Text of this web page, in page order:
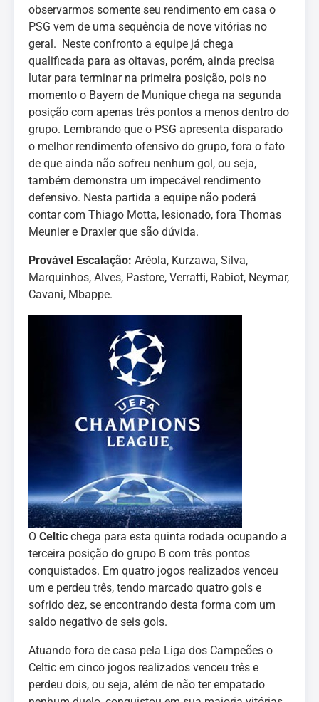
observarmos somente seu rendimento em casa o
PSG vem de uma sequência de nove vitórias no
geral. Neste confronto a equipe já chega
qualificada para as oitavas, porém, ainda precisa
lutar para terminar na primeira posição, pois no
momento o Bayern de Munique chega na segunda
posição com apenas três pontos a menos dentro do
grupo. Lembrando que o PSG apresenta disparado
o melhor rendimento ofensivo do grupo, fora o fato
de que ainda não sofreu nenhum gol, ou seja,
também demonstra um impecável rendimento
defensivo. Nesta partida a equipe não poderá
contar com Thiago Motta, lesionado, fora Thomas
Meunier e Draxler que são dúvida.
Provável Escalação: Aréola, Kurzawa, Silva,
Marquinhos, Alves, Pastore, Verratti, Rabiot, Neymar,
Cavani, Mbappe.
O Celtic chega para esta quinta rodada ocupando a
terceira posição do grupo B com três pontos
conquistados. Em quatro jogos realizados venceu
um e perdeu três, tendo marcado quatro gols e
sofrido dez, se encontrando desta forma com um
saldo negativo de seis gols.
Atuando fora de casa pela Liga dos Campeões o
Celtic em cinco jogos realizados venceu três e
perdeu dois, ou seja, além de não ter empatado